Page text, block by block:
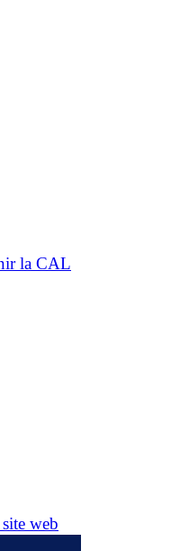
la CAL
web